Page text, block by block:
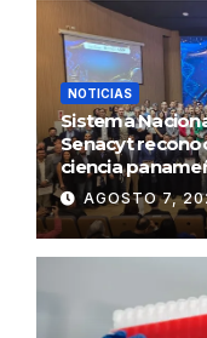
NOTICIAS
Sistema
Senacyt
ciencia
AGOSTO 7,